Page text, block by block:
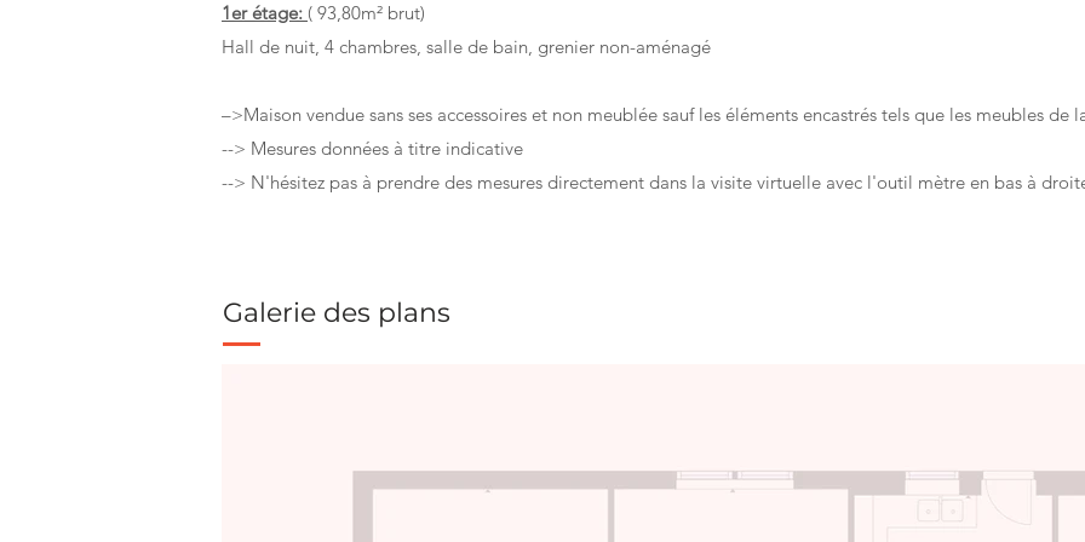
1er étage: ( 93,80m² brut)
Hall de nuit, 4 chambres, salle de bain, grenier non-aménagé
–>Maison vendue sans ses accessoires et non meublée sauf les éléments encastrés tels que les meubles de
--> Mesures données à titre indicative
--> N'hésitez pas à prendre des mesures directement dans la visite virtuelle avec l'outil mètre en bas à
Galerie des plans